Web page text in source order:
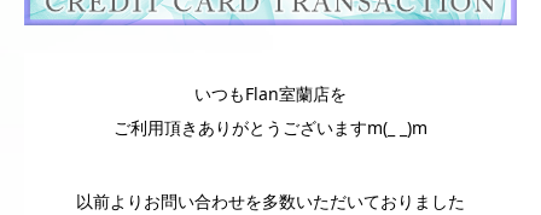
いつもFlan室蘭店を
ご利用頂きありがとうございますm(_ _)m
以前よりお問い合わせを多数いただいておりました